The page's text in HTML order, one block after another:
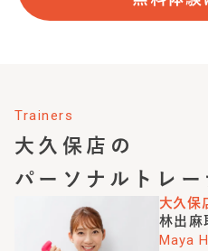
大久保店 の
パーソナルトレー
Trainers
大久保
林出麻
Maya